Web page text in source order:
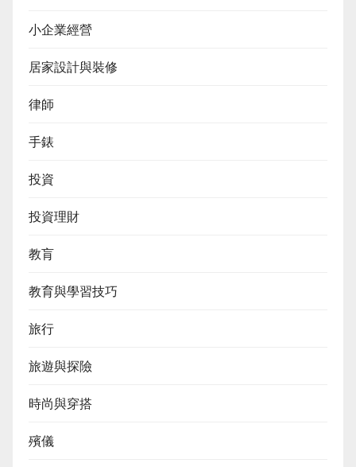
小企業經營
居家設計與裝修
律師
手錶
投資
投資理財
教肓
教育與學習技巧
旅行
旅遊與探險
時尚與穿搭
殯儀